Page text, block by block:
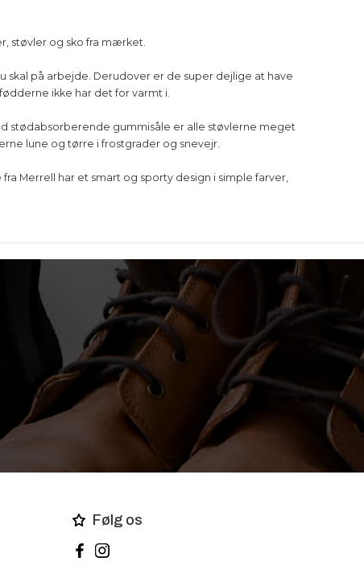
støvler og sko fra mærket.
skal på arbejde. Derudover er de super dejlige at have
ikke har det for varmt i.
stødabsorberende gummisåle er alle støvlerne meget
lune og tørre i frostgrader og snevejr.
Merrell har et smart og sporty design i simple farver,
Følg os